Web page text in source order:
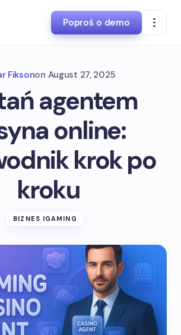
Poproś o demo
Fiksonon August 27, 2025
agentem
online:
krok po
kroku
BIZNES IGAMING